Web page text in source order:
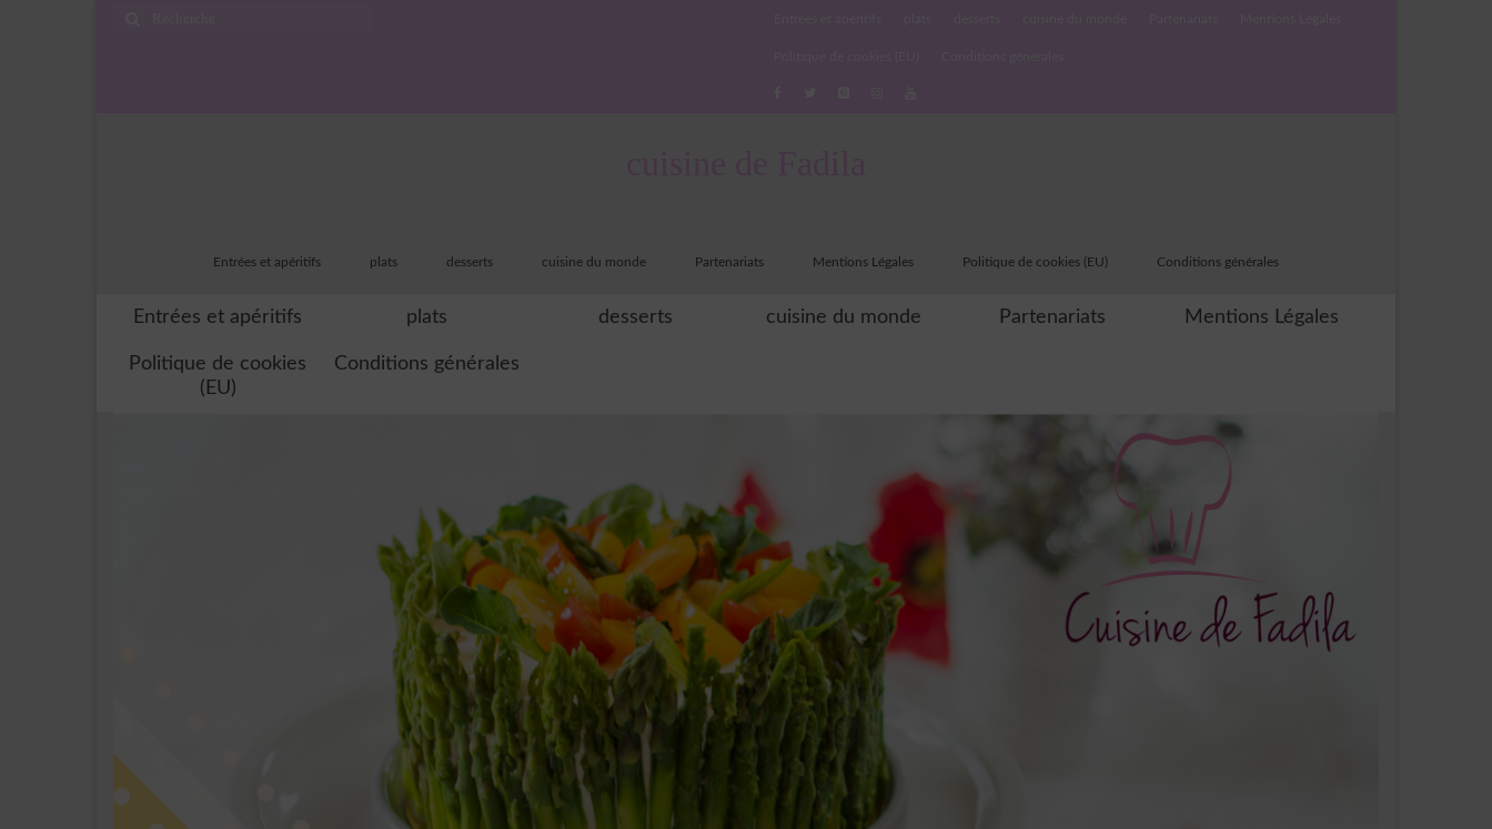
Entrées et apéritifs plats desserts cuisine du monde Partenariats Mentions Légales Politique de cookies (EU) Conditions générales
Entrées et apéritifs plats desserts cuisine du monde Partenariats Mentions Légales
Politique de cookies
(EU)
Conditions générales